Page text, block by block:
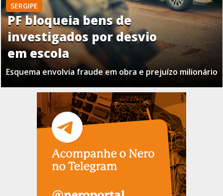
SERGIPE
PF bloqueia bens de
investigados por desvio
em escola
Esquema envolvia fraude em obra e prejuízo milionário